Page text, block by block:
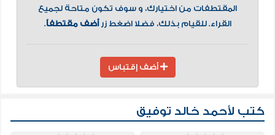
المقتطفات من اختيارك، و سوف تكون متاحة لجميع
القراء. للقيام بذلك، فضلا اضغط زرأضف مقتطفاً.
أضف إقتباس
كتب لأحمد خالد توفيق